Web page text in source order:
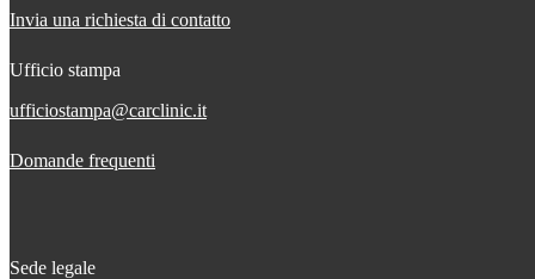
Invia una richiesta di contatto
Ufficio stampa
ufficiostampa@carclinic.it
Domande frequenti
Sede legale